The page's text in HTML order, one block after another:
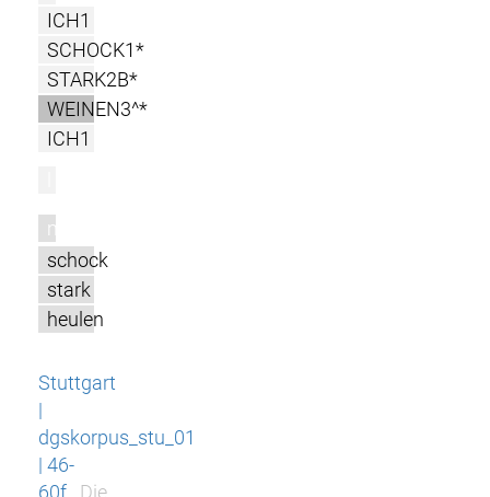
ICH1
SCHOCK1*
STARK2B*
WEINEN3^*
ICH1
m
schock
stark
heulen
Stuttgart
|
dgskorpus_stu_01
| 46-
60f
Die